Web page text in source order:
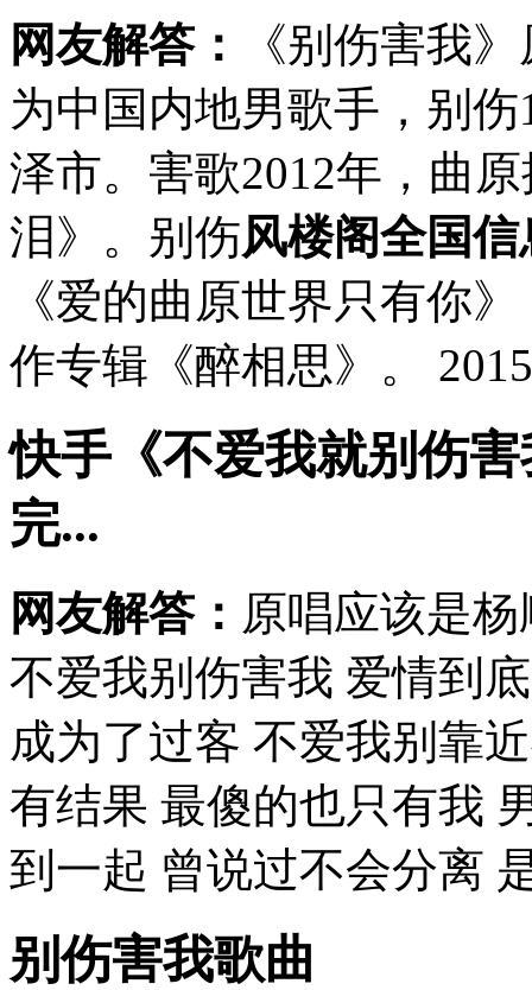
网友解答：
《别伤害我
为中国内地男歌手，别
泽市。害歌2012年，曲
泪》。别伤风楼阁全国
《爱的曲原世界只有你
作专辑《醉相思》。
快手《不爱我就别伤
完...
网友解答： 原唱应该是
不爱我别伤害我 爱情到
成为了过客 不爱我别靠
有结果 最傻的也只有我
到一起 曾说过不会分离
别伤害我歌曲